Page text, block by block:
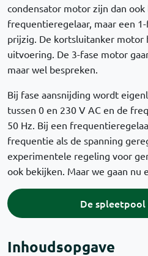
condensator motor zijn dan
frequentieregelaar, maar een
prijzig. De kortsluitanker motor
uitvoering. De 3-fase motor
maar wel bespreken.
Bij fase aansnijding wordt
tussen 0 en 230 V AC en de
50 Hz. Bij een
frequentie als de spanning
experimentele regeling voor
ook bekijken. Maar we gaan nu
De
Inhoudsopgave